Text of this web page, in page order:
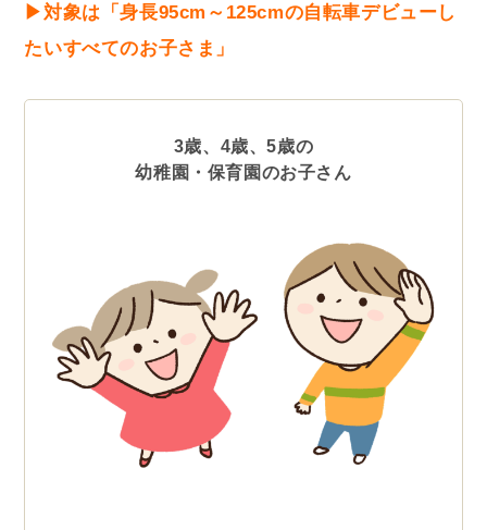
▶︎対象は「身長95cm～125cmの自転車デビューし
たいすべてのお子さま」
3歳、4歳、5歳の
幼稚園・保育園のお子さん